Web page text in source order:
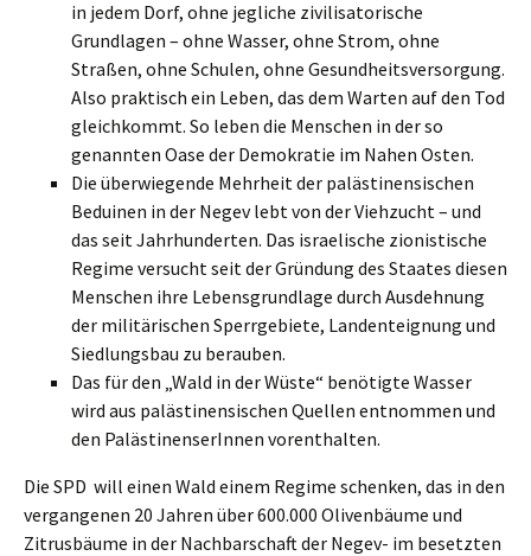
in jedem Dorf, ohne jegliche zivilisatorische
Grundlagen – ohne Wasser, ohne Strom, ohne
Straßen, ohne Schulen, ohne Gesundheitsversorgung.
Also praktisch ein Leben, das dem Warten auf den Tod
gleichkommt. So leben die Menschen in der so
genannten Oase der Demokratie im Nahen Osten.
Die überwiegende Mehrheit der palästinensischen
Beduinen in der Negev lebt von der Viehzucht – und
das seit Jahrhunderten. Das israelische zionistische
Regime versucht seit der Gründung des Staates diesen
Menschen ihre Lebensgrundlage durch Ausdehnung
der militärischen Sperrgebiete, Landenteignung und
Siedlungsbau zu berauben.
Das für den „Wald in der Wüste“ benötigte Wasser
wird aus palästinensischen Quellen entnommen und
den PalästinenserInnen vorenthalten.
Die SPD will einen Wald einem Regime schenken, das in den
vergangenen 20 Jahren über 600.000 Olivenbäume und
Zitrusbäume in der Nachbarschaft der Negev- im besetzten